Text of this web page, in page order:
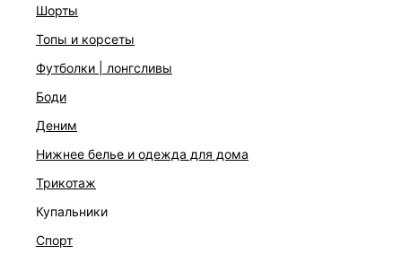
шорты
топы и корсеты
футболки | лонгсливы
боди
деним
нижнее белье и одежда для дома
трикотаж
купальники
спорт
ДОСТАВКА И ВОЗВРАТ
Подробные условия доставки и возврата